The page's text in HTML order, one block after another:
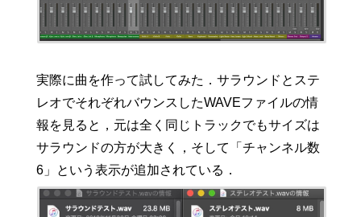
実際に曲を作って試してみた．サラウンドとステ
レオでそれぞれバウンスしたWAVEファイルの情
報を見ると，元は全く同じトラックでもサイズは
サラウンドの方が大きく，そして「チャンネル数
6」という表示が追加されている．